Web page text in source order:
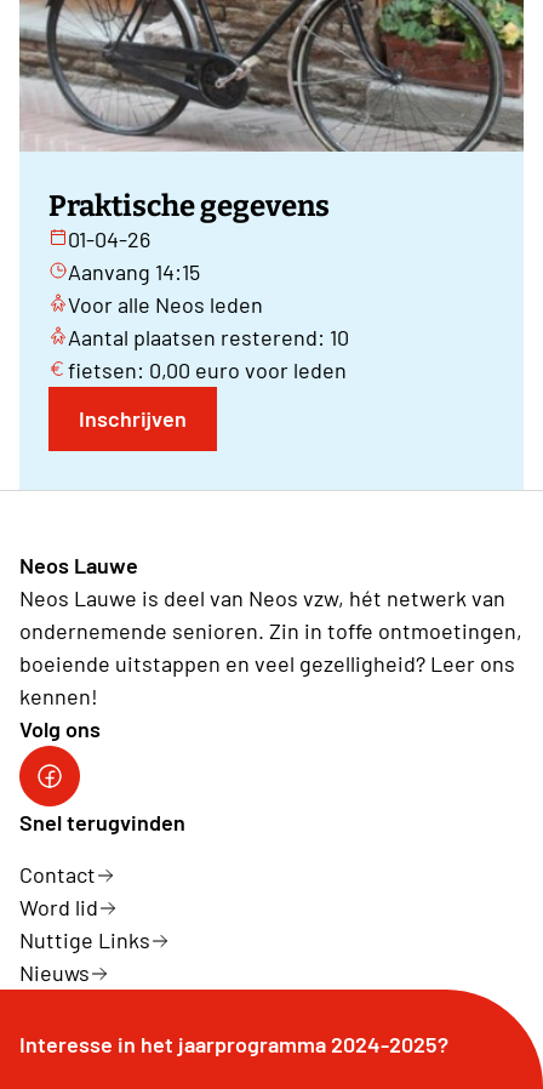
Praktische gegevens
01-04-26
Aanvang 14:15
Voor alle Neos leden
Aantal plaatsen resterend: 10
fietsen: 0,00 euro voor leden
Inschrijven
Neos Lauwe
Neos Lauwe is deel van Neos vzw, hét netwerk van
ondernemende senioren. Zin in toffe ontmoetingen,
boeiende uitstappen en veel gezelligheid? Leer ons
kennen!
Volg ons
Facebook Neos Lauwe
Snel terugvinden
Contact
Word lid
Nuttige Links
Nieuws
Interesse in het jaarprogramma 2024-2025?